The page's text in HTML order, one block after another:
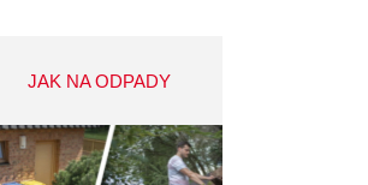
JAK NA ODPADY